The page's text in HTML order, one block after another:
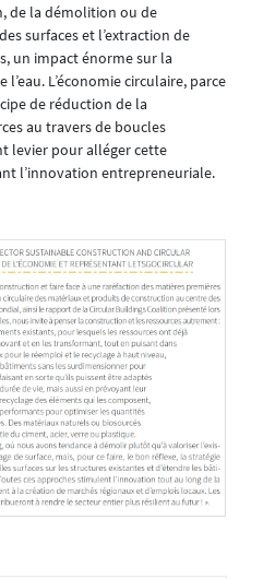
de la démolition ou de
surfaces et l’extraction de
un impact énorme sur la
L’économie circulaire, parce
de réduction de la
au travers de boucles
levier pour alléger cette
l’innovation entrepreneuriale.